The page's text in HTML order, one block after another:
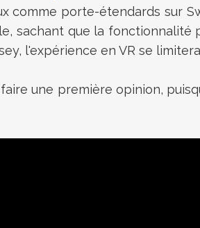
comme porte-étendards sur
sachant que la
l'expérience en VR se
une première opinion,